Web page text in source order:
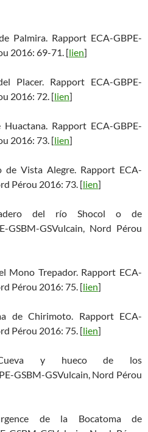
Palmira. Rapport ECA-GBPE-
2016: 69-71. [lien]
Placer. Rapport ECA-GBPE-
2016: 72. [lien]
Rapport ECA-GBPE-
2016: 73. [lien]
de Vista Alegre. Rapport ECA-
Pérou 2016: 73. [lien]
del río Shocol o de
GSBM-GSVulcain, Nord Pérou
Mono Trepador. Rapport ECA-
Pérou 2016: 75. [lien]
de Chirimoto. Rapport ECA-
Pérou 2016: 75. [lien]
y hueco de los
GSBM-GSVulcain, Nord Pérou
de la Bocatoma de